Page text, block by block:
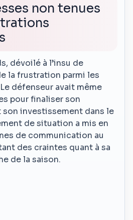
non tenues
dévoilé à l’insu de
la frustration parmi les
défenseur avait même
pour finaliser son
investissement dans le
de situation a mis en
de communication au
des craintes quant à sa
de la saison.